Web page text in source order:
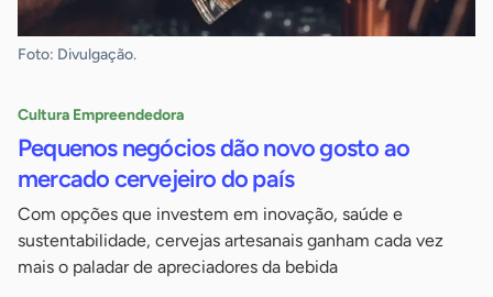
Foto: Divulgação.
Cultura Empreendedora
Pequenos negócios dão novo gosto ao
mercado cervejeiro do país
Com opções que investem em inovação, saúde e
sustentabilidade, cervejas artesanais ganham cada vez
mais o paladar de apreciadores da bebida